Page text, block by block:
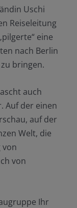
Uschi
Reiseleitung
eine
nach Berlin
bringen.
auch
Auf der einen
auf der
Welt, die
von
von
Ihr